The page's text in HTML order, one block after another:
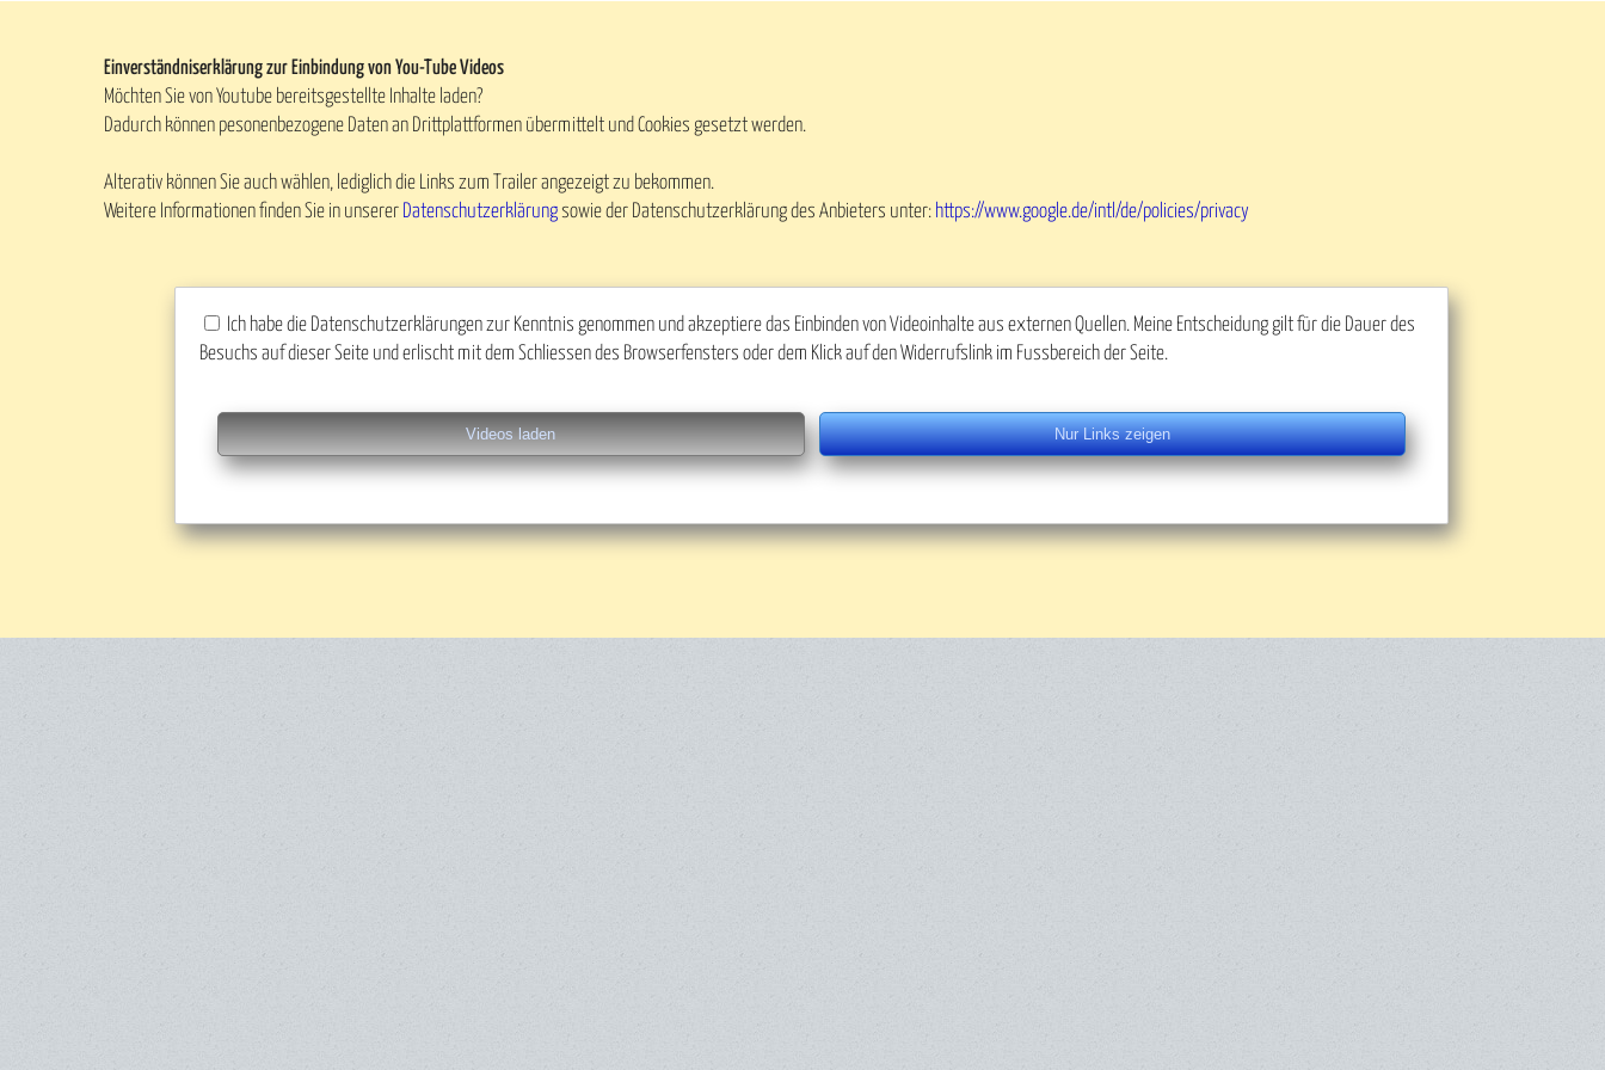
Einverständniserklärung zur Einbindung von You-Tube Videos
Möchten Sie von Youtube bereitsgestellte Inhalte laden?
Dadurch können pesonenbezogene Daten an Drittplattformen übermittelt und Cookies gesetzt werden.
Alterativ können Sie auch wählen, lediglich die Links zum Trailer angezeigt zu bekommen.
Weitere Informationen finden Sie in unserer Datenschutzerklärungsowie der Datenschutzerklärung des Anbieters unter: https://www.google.de/intl/de/policies/privacy
Ich habe die Datenschutzerklärungen zur Kenntnis genommen und akzeptiere das Einbinden von Videoinhalte aus externen Quellen. Meine Entscheidung gilt für die Dauer des
Besuchs auf dieser Seite und erlischt mit dem Schliessen des Browserfensters oder dem Klick auf den Widerrufslink im Fussbereich der Seite.